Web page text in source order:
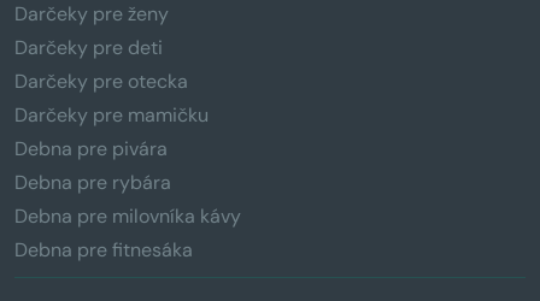
Darčeky pre ženy
Darčeky pre deti
Darčeky pre otecka
Darčeky pre mamičku
Debna pre pivára
Debna pre rybára
Debna pre milovníka kávy
Debna pre fitnesáka